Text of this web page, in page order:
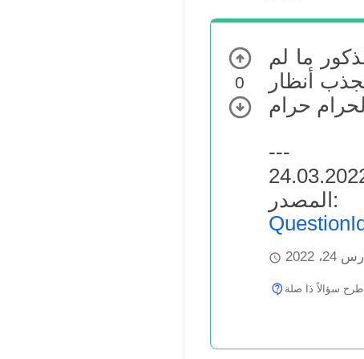
0
ما لم
أنظار
---
2022
اطرح سؤالاً ذا صلة